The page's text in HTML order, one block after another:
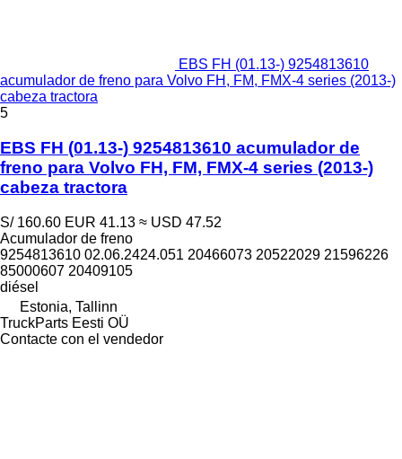
EBS FH (01.13-) 9254813610
acumulador de freno para Volvo FH, FM, FMX-4 series (2013-)
cabeza tractora
5
EBS FH (01.13-) 9254813610 acumulador de
freno para Volvo FH, FM, FMX-4 series (2013-)
cabeza tractora
S/ 160.60 EUR 41.13 ≈ USD 47.52
Acumulador de freno
9254813610 02.06.2424.051 20466073 20522029 21596226
85000607 20409105
diésel
Estonia, Tallinn
TruckParts Eesti OÜ
Contacte con el vendedor